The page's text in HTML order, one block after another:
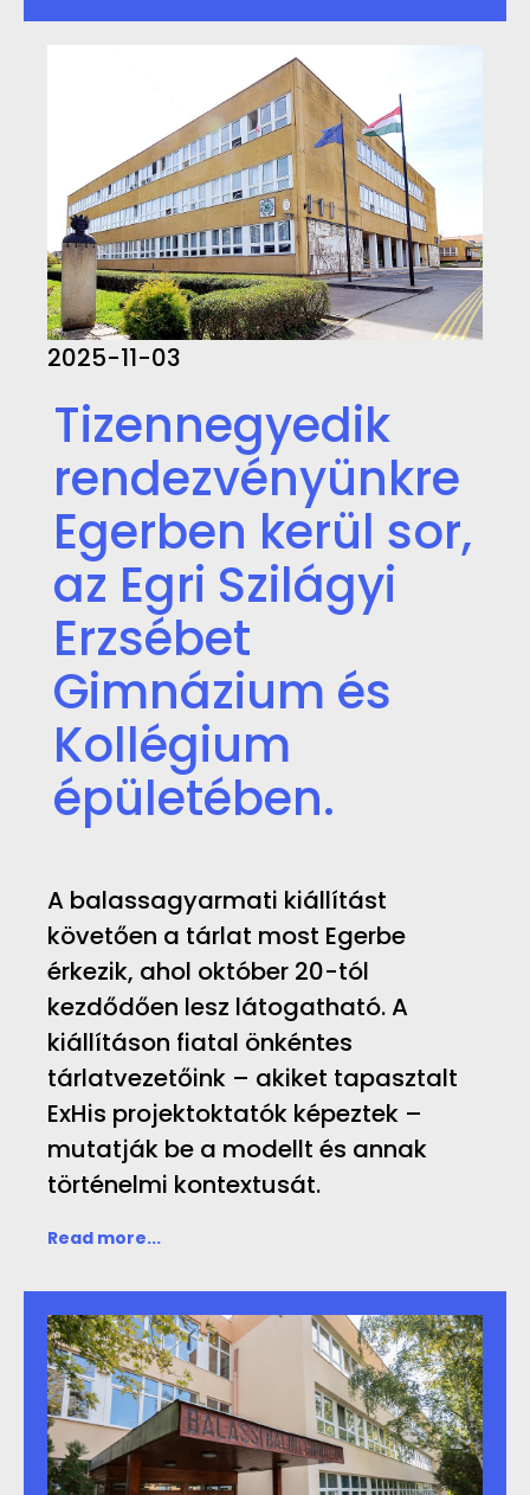
2025-11-03
Tizennegyedik
rendezvényünkre
Egerben kerül sor,
az Egri Szilágyi
Erzsébet
Gimnázium és
Kollégium
épületében.
A balassagyarmati kiállítást
követően a tárlat most Egerbe
érkezik, ahol október 20-tól
kezdődően lesz látogatható. A
kiállításon fiatal önkéntes
tárlatvezetőink – akiket tapasztalt
ExHis projektoktatók képeztek –
mutatják be a modellt és annak
történelmi kontextusát.
Read more...